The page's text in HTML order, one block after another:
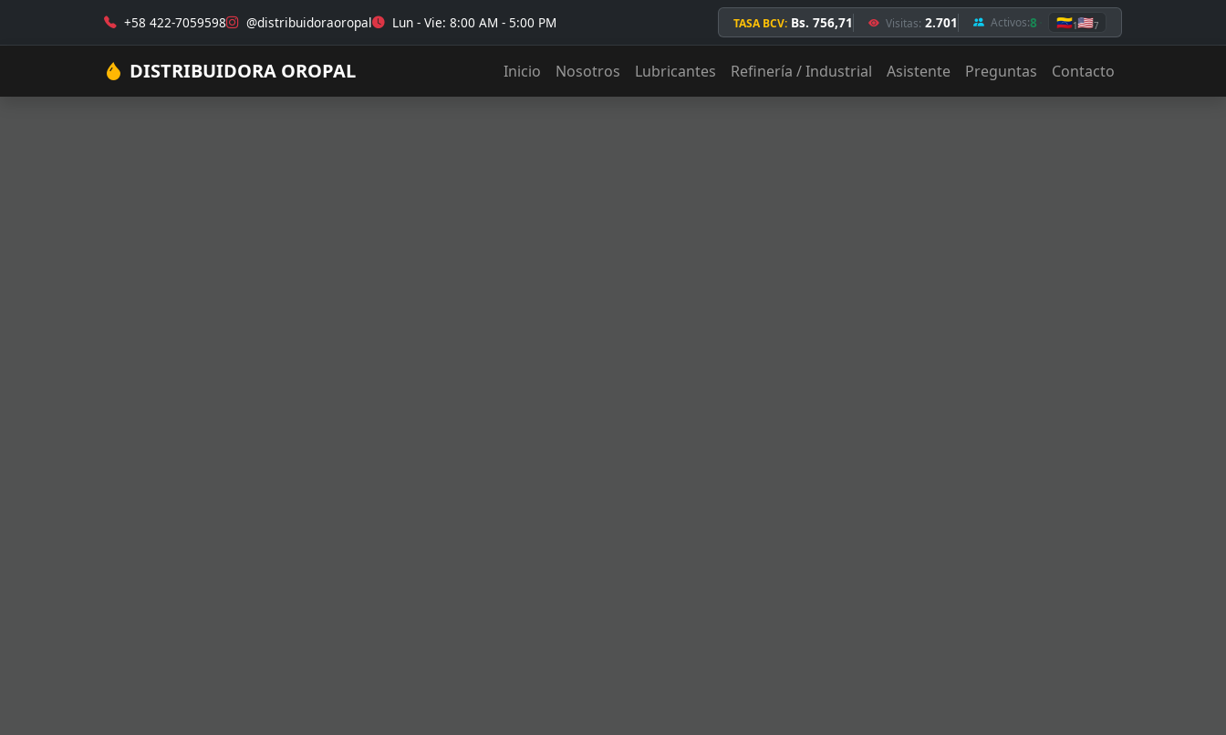
+58 422-7059598 @distribuidoraoropal Lun - Vie: 8:00 AM - 5:00 PM TASA BCV: Bs. 756,71 Visitas: 2.701 Activos:8 🇻🇪1🇺🇸7
DISTRIBUIDORA OROPAL Inicio Nosotros Lubricantes Refinería / Industrial Asistente Preguntas Contacto